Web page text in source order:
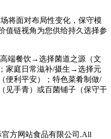
面对布局性变化，保守模
值链视角为您供给持久选择参
端餐饮→选择菌道之源（文
家庭日常滋补/摄生→选择元
便利平安）；特色菜肴制做/
见手青）或百菌铺子（保守干
官方网站食品有限公司.All